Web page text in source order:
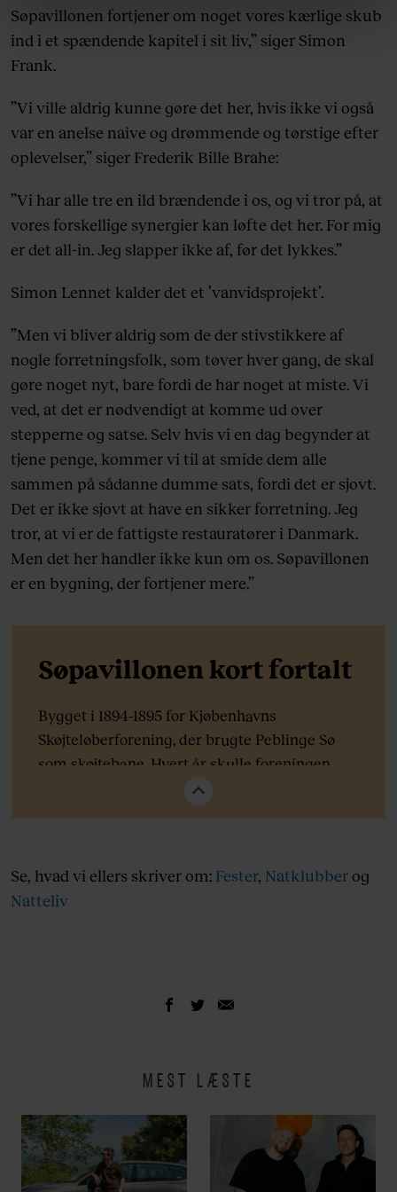
om vores brug af cookies, samarbejdspartnere og
behandling af dine personoplysninger i forbindelse
hermed i både vores
Søpavillonen fortjener om noget vores kærlige skub
ind i et spændende kapitel i sit liv,” siger Simon
Frank.
”Vi ville aldrig kunne gøre det her, hvis ikke vi også
var en anelse naive og drømmende og tørstige efter
oplevelser,” siger Frederik Bille Brahe:
”Vi har alle tre en ild brændende i os, og vi tror på, at
vores forskellige synergier kan løfte det her. For mig
er det all-in. Jeg slapper ikke af, før det lykkes.”
Simon Lennet kalder det et ’vanvidsprojekt’.
”Men vi bliver aldrig som de der stivstikkere af
nogle forretningsfolk, som tøver hver gang, de skal
gøre noget nyt, bare fordi de har noget at miste. Vi
ved, at det er nødvendigt at komme ud over
stepperne og satse. Selv hvis vi en dag begynder at
tjene penge, kommer vi til at smide dem alle
sammen på sådanne dumme sats, fordi det er sjovt.
Det er ikke sjovt at have en sikker forretning. Jeg
tror, at vi er de fattigste restauratører i Danmark.
Men det her handler ikke kun om os. Søpavillonen
er en bygning, der fortjener mere.”
Søpavillonen kort fortalt
Bygget i 1894-1895 for Kjøbenhavns
Skøjteløberforening, der brugte Peblinge Sø
som skøjtebane. Hvert år skulle foreningen
søge om lov til at sætte mobile trækontorer op
Solgt i 1965, da Kjøbenhavns
man forsøgt sig med forskellige
levetid.
I april 2019 relancerede Simon Lennet, Simon
Se, hvad vi ellers skriver om: Fester, Natklubber og
Natteliv
MEST LÆSTE